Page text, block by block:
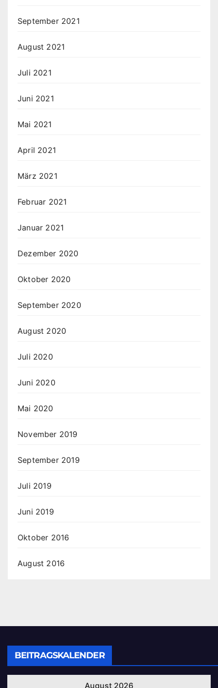
September 2021
August 2021
Juli 2021
Juni 2021
Mai 2021
April 2021
März 2021
Februar 2021
Januar 2021
Dezember 2020
Oktober 2020
September 2020
August 2020
Juli 2020
Juni 2020
Mai 2020
November 2019
September 2019
Juli 2019
Juni 2019
Oktober 2016
August 2016
BEITRAGSKALENDER
August 2026